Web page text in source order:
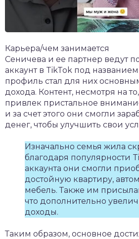
Карьера/чем занимается
Сеничева и ее партнер ведут
аккаунт в TikTok под названием
профиль стал для них
дохода. Контент, несмотря на
привлек пристальное
и за счет этого они смогли
денег, чтобы улучшить свои
Изначально семья жила
благодаря популярности
аккаунта они смогли
достойную квартиру,
мебель. Также им
что дополнительно
доходы.
Таким образом, основное